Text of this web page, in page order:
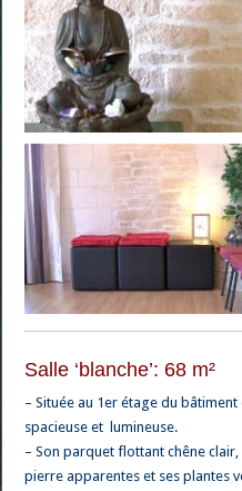
Salle ‘blanche’: 68 m²
– Située au 1er étage du
spacieuse et lumineuse.
– Son parquet flottant chêne
pierre apparentes et ses plantes